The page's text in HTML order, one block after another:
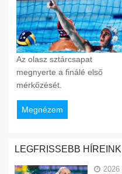
Az olasz sztárcsapat
megnyerte a finálé első
mérkőzését.
Megnézem
LEGFRISSEBB HÍREINK
2026